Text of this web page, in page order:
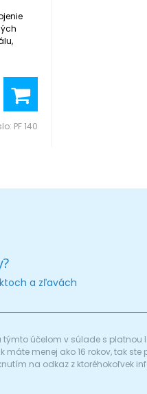
PF 140
a zľavách
účelom v súlade s platnou
máte menej ako 16 rokov,
na odkaz z ktoréhokoľvek